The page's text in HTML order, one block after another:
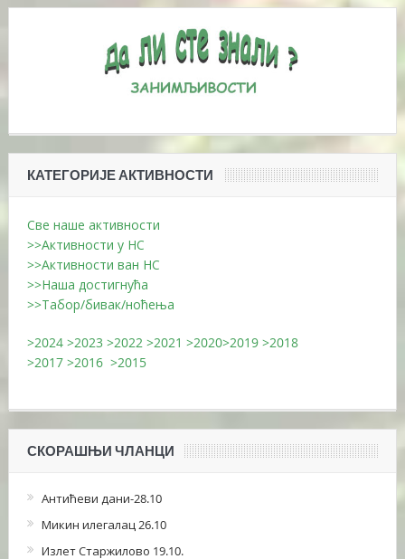
КАТЕГОРИЈЕ АКТИВНОСТИ
Све наше активности
>>Активности у НС
>>Активности ван НС
>>Наша достигнућа
>>Табор/бивак/ноћења
>2024 >2023 >2022 >2021 >2020>2019 >2018
>2017 >2016 >2015
СКОРАШЊИ ЧЛАНЦИ
Антићеви дани-28.10
Микин илегалац 26.10
Излет Старжилово 19.10.